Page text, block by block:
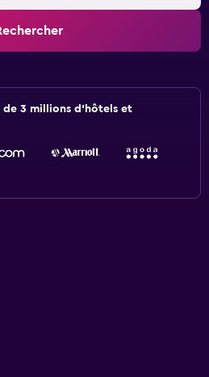
de 3 millions d'hôtels et